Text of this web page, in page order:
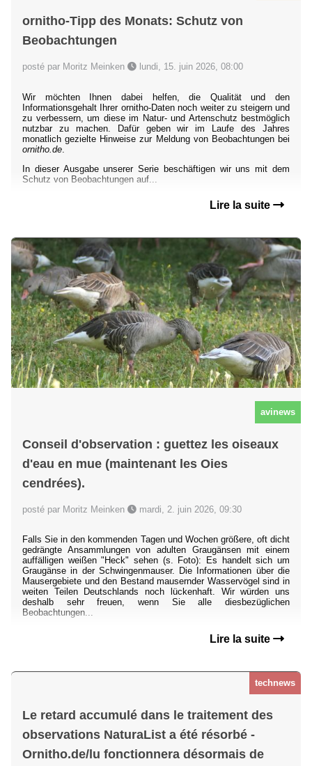
ornitho-Tipp des Monats: Schutz von
Beobachtungen
posté par Moritz Meinken lundi, 15. juin 2026, 08:00
Wir möchten Ihnen dabei helfen, die Qualität und den
Informationsgehalt Ihrer ornitho-Daten noch weiter zu steigern und
zu verbessern, um diese im Natur- und Artenschutz bestmöglich
nutzbar zu machen. Dafür geben wir im Laufe des Jahres
monatlich gezielte Hinweise zur Meldung von Beobachtungen bei
ornitho.de
In dieser Ausgabe unserer Serie beschäftigen wir uns mit dem
Schutz von Beobachtungen auf...
Lire la suite
avinews
Conseil d'observation : guettez les oiseaux
d'eau en mue (maintenant les Oies
cendrées).
posté par Moritz Meinken mardi, 2. juin 2026, 09:30
Falls Sie in den kommenden Tagen und Wochen größere, oft dicht
gedrängte Ansammlungen von adulten Graugänsen mit einem
auffälligen weißen "Heck" sehen (s. Foto): Es handelt sich um
Graugänse in der Schwingenmauser. Die Informationen über die
Mausergebiete und den Bestand mausernder Wasservögel sind in
weiten Teilen Deutschlands noch lückenhaft. Wir würden uns
deshalb sehr freuen, wenn Sie alle diesbezüglichen
Beobachtungen...
Lire la suite
technews
Le retard accumulé dans le traitement des
observations NaturaList a été résorbé -
Ornitho.de/lu fonctionnera désormais de